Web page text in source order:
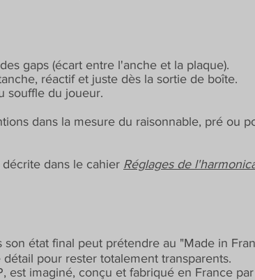
gaps (écart entre l'anche et la plaque).
réactif et juste dès la sortie de boîte.
souffle du joueur.
dans la mesure du raisonnable, pré ou
dans le cahier Réglages de
état final peut prétendre au "Made in
pour rester totalement transparents.
est imaginé, conçu et fabriqué en France par